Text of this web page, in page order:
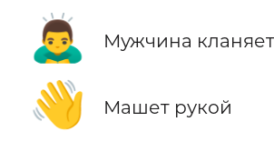
🙇‍♂️ Мужчина
👋 Машет рукой